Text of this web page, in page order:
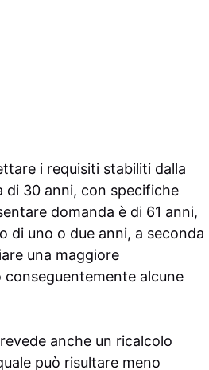
i requisiti stabiliti dalla
di 30 anni, con specifiche
domanda è di 61 anni,
di uno o due anni, a seconda
una maggiore
alcune
anche un ricalcolo
può risultare meno